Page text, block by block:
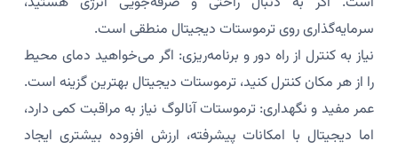
سرمایه‌گذاری روی ترموستات دیجیتال منطقی است.
نیاز به کنترل از راه دور و برنامه‌ریزی: اگر می‌خواهید دمای محیط
را از هر مکان کنترل کنید، ترموستات دیجیتال بهترین گزینه است.
عمر مفید و نگهداری: ترموستات آنالوگ نیاز به مراقبت کمی دارد،
اما دیجیتال با امکانات پیشرفته، ارزش افزوده بیشتری ایجاد